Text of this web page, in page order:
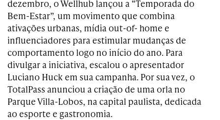
dezembro, o Wellhub lançou a “Temporada do
Bem-Estar”, um movimento que combina
ativações urbanas, mídia out-of- home e
influenciadores para estimular mudanças de
comportamento logo no início do ano. Para
divulgar a iniciativa, escalou o apresentador
Luciano Huck em sua campanha. Por sua vez, o
TotalPass anunciou a criação de uma orla no
Parque Villa-Lobos, na capital paulista, dedicada
ao esporte e gastronomia.